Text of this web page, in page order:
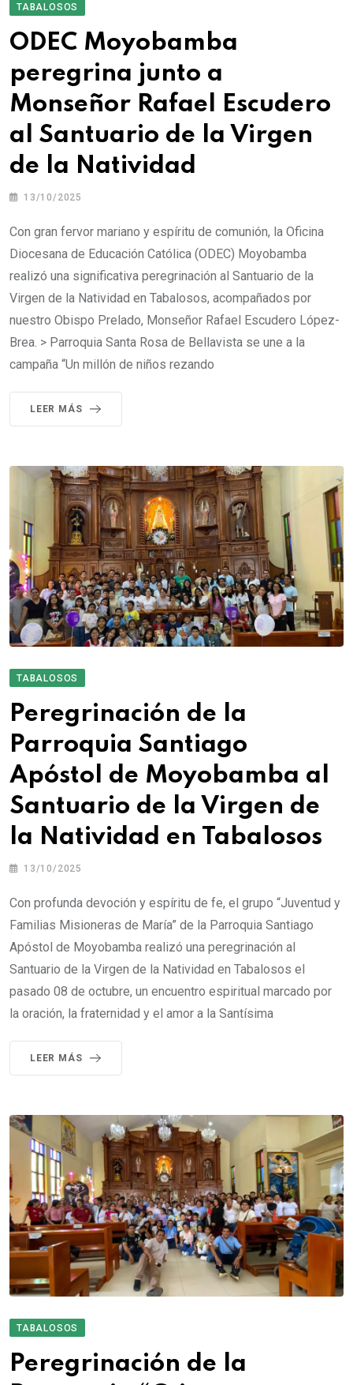
TABALOSOS
ODEC Moyobamba
peregrina junto a
Monseñor Rafael Escudero
al Santuario de la Virgen
de la Natividad
13/10/2025
Con gran fervor mariano y espíritu de comunión, la Oficina
Diocesana de Educación Católica (ODEC) Moyobamba
realizó una significativa peregrinación al Santuario de la
Virgen de la Natividad en Tabalosos, acompañados por
nuestro Obispo Prelado, Monseñor Rafael Escudero López-
Brea. > Parroquia Santa Rosa de Bellavista se une a la
campaña “Un millón de niños rezando
LEER MÁS
TABALOSOS
Peregrinación de la
Parroquia Santiago
Apóstol de Moyobamba al
Santuario de la Virgen de
la Natividad en Tabalosos
13/10/2025
Con profunda devoción y espíritu de fe, el grupo “Juventud y
Familias Misioneras de María” de la Parroquia Santiago
Apóstol de Moyobamba realizó una peregrinación al
Santuario de la Virgen de la Natividad en Tabalosos el
pasado 08 de octubre, un encuentro espiritual marcado por
la oración, la fraternidad y el amor a la Santísima
LEER MÁS
TABALOSOS
Peregrinación de la